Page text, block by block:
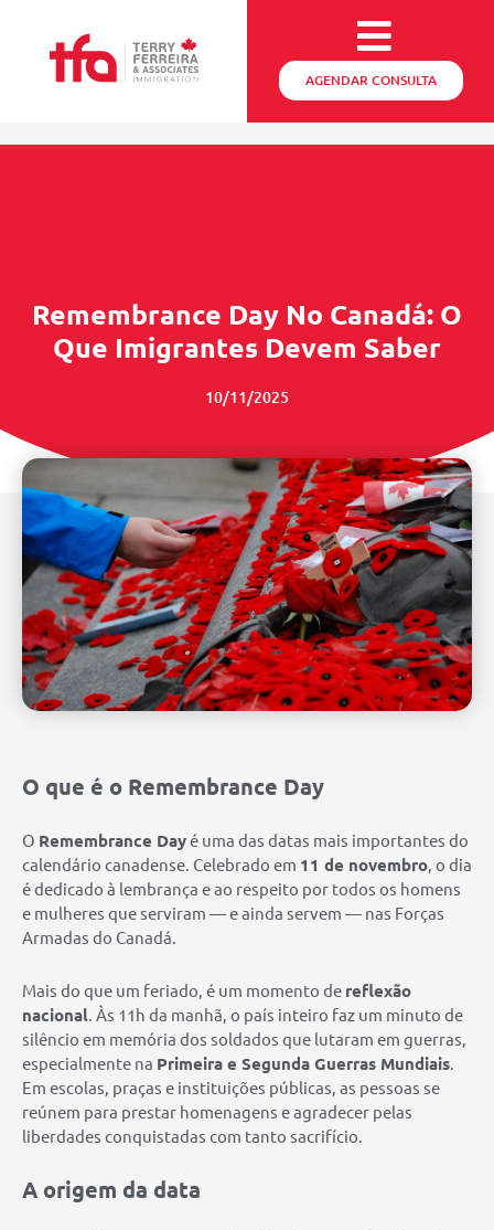
AGENDAR CONSULTA
Remembrance Day No Canadá: O
Que Imigrantes Devem Saber
10/11/2025
O que é o Remembrance Day
O Remembrance Dayé uma das datas mais importantes do
calendário canadense. Celebrado em 11 de novembro , o dia
é dedicado à lembrança e ao respeito por todos os homens
e mulheres que serviram — e ainda servem — nas Forças
Armadas do Canadá.
Mais do que um feriado, é um momento de reflexão
nacional . Às 11h da manhã, o país inteiro faz um minuto de
silêncio em memória dos soldados que lutaram em guerras,
especialmente na Primeira e Segunda Guerras Mundiais
Em escolas, praças e instituições públicas, as pessoas se
reúnem para prestar homenagens e agradecer pelas
liberdades conquistadas com tanto sacrifício.
A origem da data